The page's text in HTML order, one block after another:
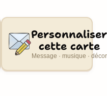
Personnaliser
cette carte
Message · musique · décor